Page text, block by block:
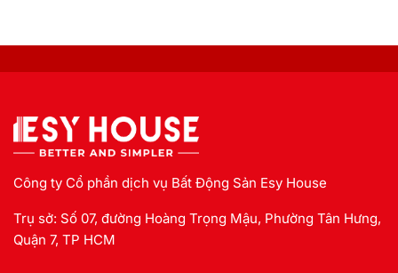
Công ty Cổ phần dịch vụ Bất Động Sản Esy House
Trụ sở: Số 07, đường Hoàng Trọng Mậu, Phường Tân Hưng,
Quận 7, TP HCM